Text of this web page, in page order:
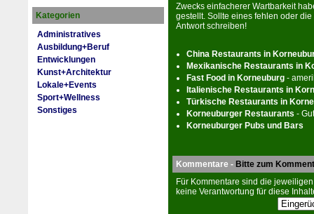
Kategorien
Administratives
Ausbildung+Beruf
Entwicklungen
Kunst+Architektur
Lokale+Events
Sport+Wellness
Sonstiges
Zwecks ein­facherer Wartbarkeit
gestellt. Sollte eines fehlen oder
Antwort schrei­ben!
China Res­tau­rants in
Mexikanische Res­tau­rants in
Fast Food in Kor­neu­burg -
Italienische Res­tau­rants in
Türkische Res­tau­rants in
Kor­neu­burger Res­tau­rants -
Kor­neu­burger Pubs und Bars
Kommentare - Bitte zum
Für Kommentare sind die
keine Verantwortung für diese